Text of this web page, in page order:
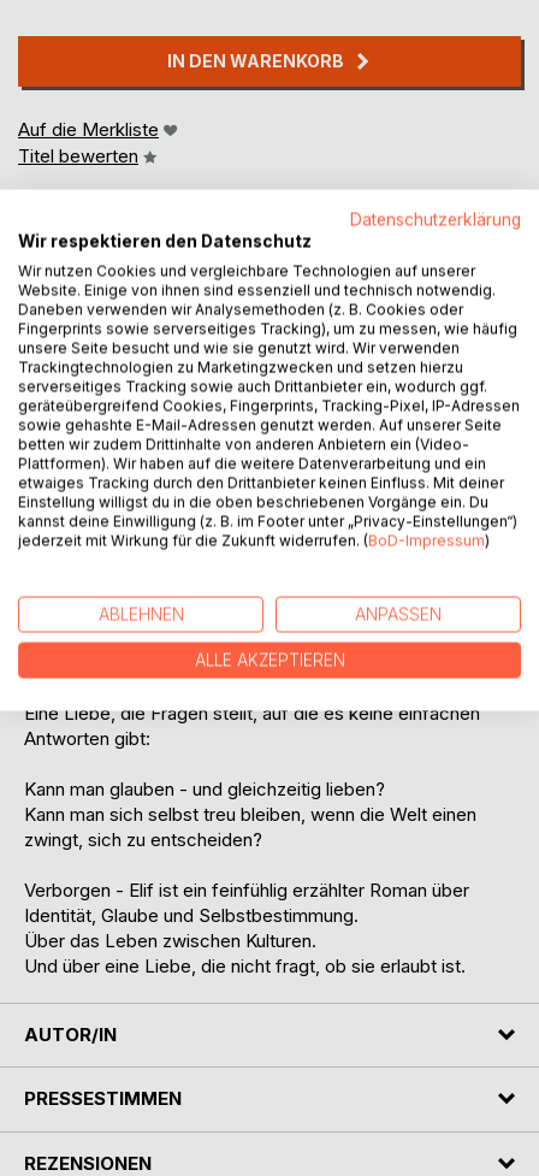
IN DEN WARENKORB
Auf die Merkliste
Titel bewerten
BESCHREIBUNG
Elif lebt zwischen zwei Welten - und hat gelernt, sich in
beiden zu bewegen.
Sie ist gläubig, selbstbestimmt und stark.
Doch als sie Miriam begegnet, gerät dieses Gleichgewicht
ins Wanken.
benennen kann.
Was als vorsichtige Freundschaft beginnt, wird zu einer
Eine Liebe, die Fragen stellt, auf die es keine einfachen
Antworten gibt:
Kann man glauben - und gleichzeitig lieben?
Kann man sich selbst treu bleiben, wenn die Welt einen
zwingt, sich zu entscheiden?
Verborgen - Elif ist ein feinfühlig erzählter Roman über
Identität, Glaube und Selbstbestimmung.
Über das Leben zwischen Kulturen.
Und über eine Liebe, die nicht fragt, ob sie erlaubt ist.
AUTOR/IN
PRESSESTIMMEN
REZENSIONEN
Datenschutzerklärung
Wir respektieren den Datenschutz
Wir nutzen Cookies und vergleichbare Technologien auf unserer
Website. Einige von ihnen sind essenziell und technisch notwendig.
Daneben verwenden wir Analysemethoden (z. B. Cookies oder
Fingerprints sowie serverseitiges Tracking), um zu messen, wie häufig
unsere Seite besucht und wie sie genutzt wird. Wir verwenden
Trackingtechnologien zu Marketingzwecken und setzen hierzu
serverseitiges Tracking sowie auch Drittanbieter ein, wodurch ggf.
geräteübergreifend Cookies, Fingerprints, Tracking-Pixel, IP-Adressen
sowie gehashte E-Mail-Adressen genutzt werden. Auf unserer Seite
betten wir zudem Drittinhalte von anderen Anbietern ein (Video-
Plattformen). Wir haben auf die weitere Datenverarbeitung und ein
etwaiges Tracking durch den Drittanbieter keinen Einfluss. Mit deiner
Einstellung willigst du in die oben beschriebenen Vorgänge ein. Du
kannst deine Einwilligung (z. B. im Footer unter „Privacy-Einstellungen“)
jederzeit mit Wirkung für die Zukunft widerrufen. (BoD-Impressum)
ABLEHNEN ANPASSEN
ALLE AKZEPTIEREN